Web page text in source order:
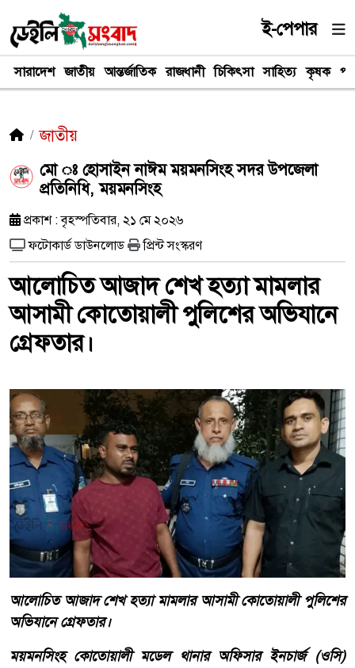
ই-পেপার
সারাদেশ জাতীয় আন্তর্জাতিক রাজধানী চিকিৎসা সাহিত্য কৃষক
জাতীয়
মো ঃ হোসাইন নাঈম ময়মনসিংহ সদর উপজেলা
প্রতিনিধি, ময়মনসিংহ
প্রকাশ : বৃহস্পতিবার, ২১ মে ২০২৬
ফটোকার্ড ডাউনলোড
প্রিন্ট সংস্করণ
আলোচিত আজাদ শেখ হত্যা মামলার
আসামী কোতোয়ালী পুলিশের অভিযানে
গ্রেফতার।
আলোচিত আজাদ শেখ হত্যা মামলার আসামী কোতোয়ালী পুলিশের
অভিযানে গ্রেফতার।
ময়মনসিংহ কোতোয়ালী মডেল থানার অফিসার ইনচার্জ (ওসি)